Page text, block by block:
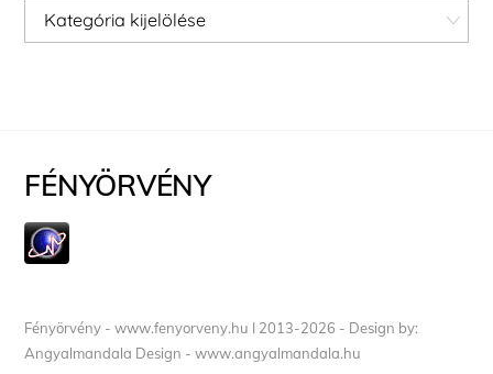
Kategóriák
FÉNYÖRVÉNY
Fényörvény - www.fenyorveny.hu I 2013-2026 - Design by:
Angyalmandala Design - www.angyalmandala.hu